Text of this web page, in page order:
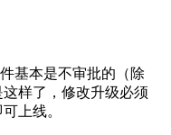
基本是不审批的（除
样了，修改升级必须
上线。